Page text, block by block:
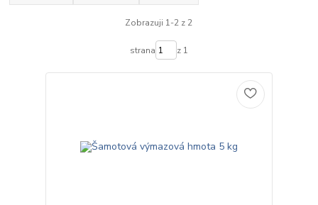
Zobrazuji 1-2 z 2
strana z 1